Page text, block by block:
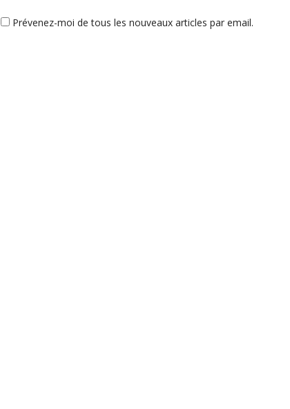
Prévenez-moi de tous les nouveaux articles par email.